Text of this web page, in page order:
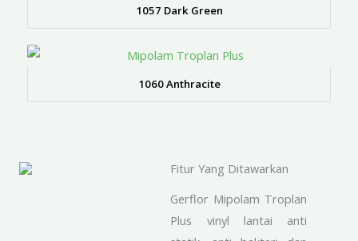
1057 Dark Green
1060 Anthracite
Fitur Yang Ditawarkan
Gerflor Mipolam Troplan
Plus vinyl lantai anti